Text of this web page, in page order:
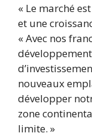
« Le marché
et une
« Avec nos
nouveaux
développer
zone
limite. »